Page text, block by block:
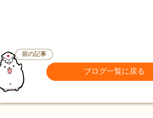
前の記事
ブログ一覧に戻る